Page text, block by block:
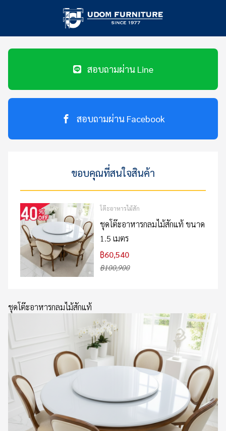
สอบถามผ่าน Line
สอบถามผ่าน Facebook
ขอบคุณที่สนใจสินค้า
โต๊ะอาหารไม้สัก
ชุดโต๊ะอาหารกลมไม้สักแท้ ขนาด
1.5 เมตร
฿60,540
฿100,900
ชุดโต๊ะอาหารกลมไม้สักแท้